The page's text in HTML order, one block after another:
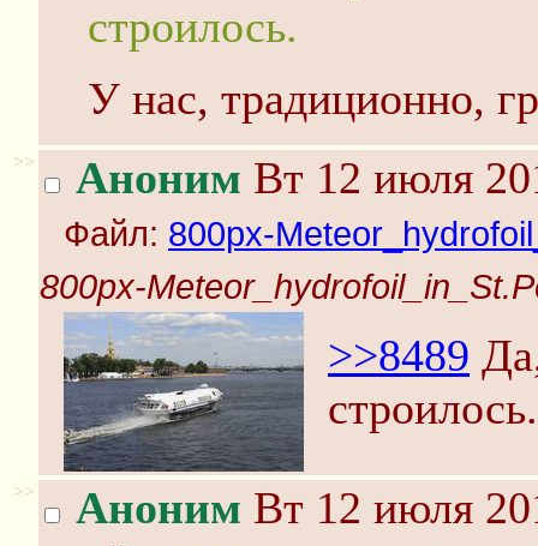
строилось.
У нас, традиционно,
>> Аноним Вт 12 июля
Файл: 800px-
800px-
>>8489
строилось.
>> Аноним Вт 12 июля